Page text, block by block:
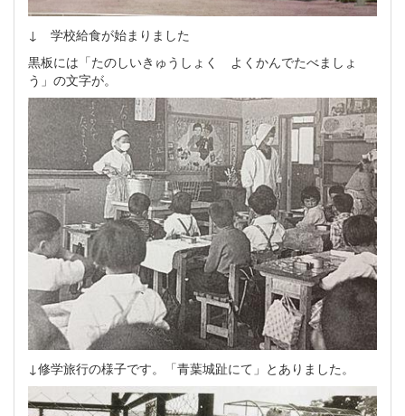
↓ 学校給食が始まりました
黒板には「たのしいきゅうしょく よくかんでたべましょ
う」の文字が。
↓修学旅行の様子です。「青葉城趾にて」とありました。